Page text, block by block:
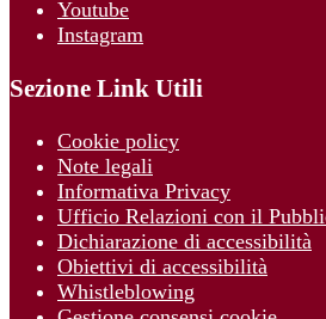
Youtube
Instagram
Sezione Link Utili
Cookie policy
Note legali
Informativa Privacy
Ufficio Relazioni con il
Dichiarazione di accessibilità
Obiettivi di accessibilità
Whistleblowing